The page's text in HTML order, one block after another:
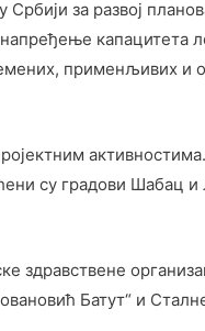
Србији за развој
применљивих и
су градови
здравствене
Батут“ и